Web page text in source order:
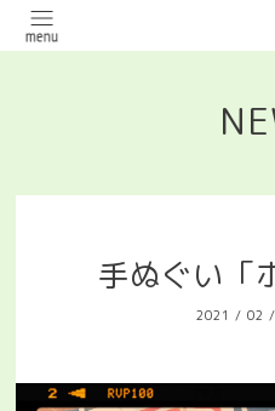
手ぬぐい「
2021 / 02 /